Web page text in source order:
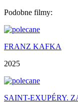
Podobne filmy:
FRANZ KAFKA
2025
SAINT-EXUPÉRY.